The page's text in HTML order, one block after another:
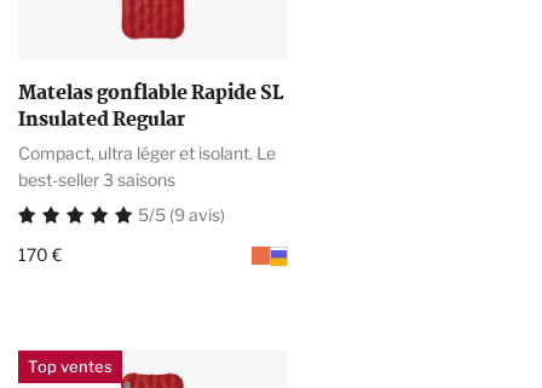
Matelas gonflable Rapide SL
Insulated Regular
Compact, ultra léger et isolant. Le
best-seller 3 saisons
5/5 (9 avis)
170 €
Top ventes